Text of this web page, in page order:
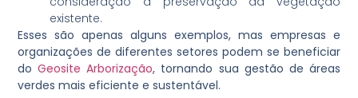
existente.
Esses são apenas alguns exemplos, mas empresas e
organizações de diferentes setores podem se beneficiar
doGeosite Arborização, tornando sua gestão de áreas
verdes mais eficiente e sustentável.